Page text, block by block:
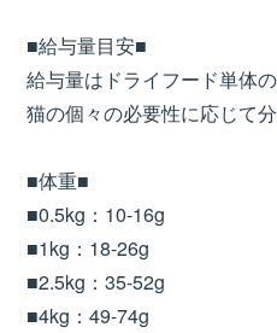
■給与量目安■
給与量はドライフード単体
猫の個々の必要性に応じて
■体重■
■0.5kg：10-16g
■1kg：18-26g
■2.5kg：35-52g
■4kg：49-74g